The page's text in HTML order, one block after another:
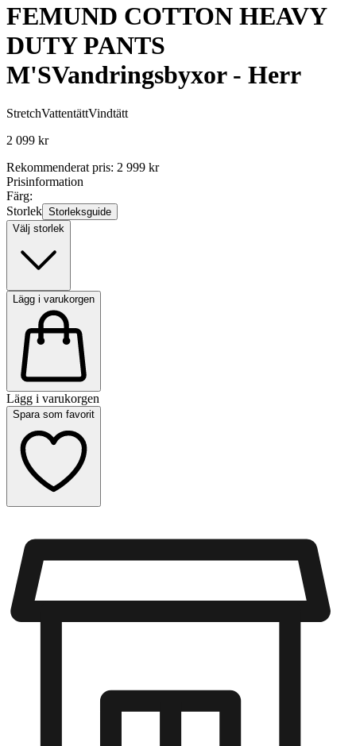
FEMUND COTTON HEAVY
DUTY PANTS
M'SVandringsbyxor - Herr
StretchVattentättVindtätt
2 099 kr
Rekommenderat pris: 2 999 kr
Prisinformation
Färg:
Storlek Storleksguide
Välj storlek
Lägg i varukorgen
Lägg i varukorgen
Spara som favorit